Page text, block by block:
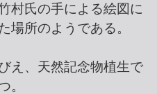
村氏の手による絵図に
場所のようである。
え、天然記念物植生で
。